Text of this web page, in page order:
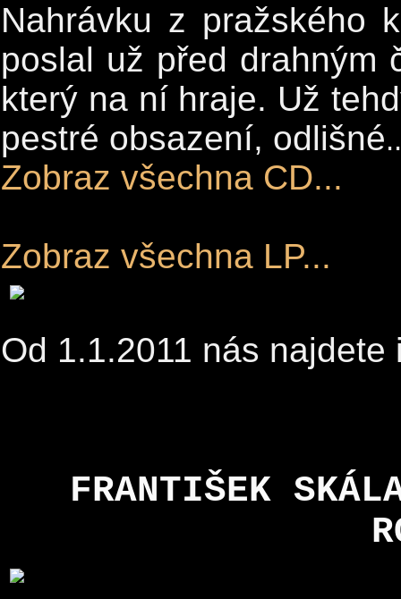
Nahrávku z pražského
poslal už před drahným
který na ní hraje. Už
pestré obsazení, odlišné
Zobraz všechna CD...
Zobraz všechna LP...
Od 1.1.2011 nás
FRANTIŠEK